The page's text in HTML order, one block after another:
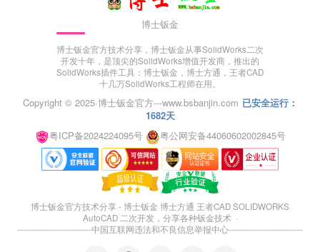
博士钣金
博士钣金官方技术分享，博士钣金从事SolidWorks二次
开发十年，是顶尖的SolidWorks增值开发商，推出的
SolidWorks插件工具：博士钣金，博士方通，王者CAD
十几万SolidWorks工程师在用。
Copyright © 2025·博士钣金官方---www.bsbanjin.com 已安全运行：
1682天
粤ICP备2024224095号
粤公网安备44060602002845号
博士钣金官方技术分享 - 博士钣金 博士方通 王者CAD SOLIDWORKS
AutoCAD 二次开发，分享各种钣金技术 ·
--------------------------中国互联网违法和不良信息举报中心--------------------------